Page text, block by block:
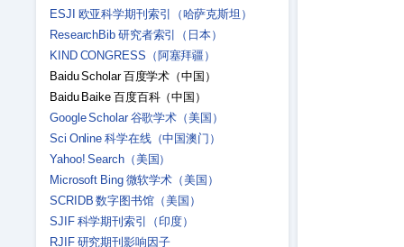
ESJI 欧亚科学期刊索引（哈萨克斯坦）
ResearchBib 研究者索引（日本）
KIND CONGRESS（阿塞拜疆）
Baidu Scholar 百度学术（中国）
Baidu Baike 百度百科（中国）
Google Scholar 谷歌学术（美国）
Sci Online 科学在线（中国澳门）
Yahoo! Search（美国）
Microsoft Bing 微软学术（美国）
SCRIDB 数字图书馆（美国）
SJIF 科学期刊索引（印度）
RJIF 研究期刊影响因子